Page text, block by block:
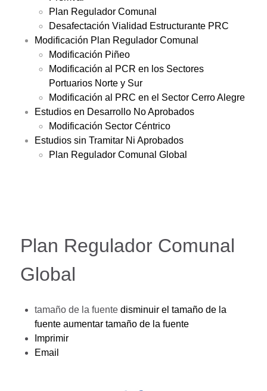
Plan Regulador Comunal
Desafectación Vialidad Estructurante PRC
Modificación Plan Regulador Comunal
Modificación Piñeo
Modificación al PCR en los Sectores
Portuarios Norte y Sur
Modificación al PRC en el Sector Cerro Alegre
Estudios en Desarrollo No Aprobados
Modificación Sector Céntrico
Estudios sin Tramitar Ni Aprobados
Plan Regulador Comunal Global
Plan Regulador Comunal
Global
tamaño de la fuente disminuir el tamaño de la
fuente aumentar tamaño de la fuente
Imprimir
Email